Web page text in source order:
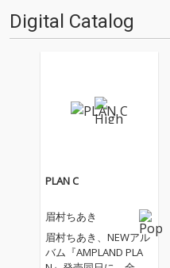
Digital Catalog
PLAN C
眉村ちあき
眉村ちあき、NEWアル
バム『AMPLAND PLA